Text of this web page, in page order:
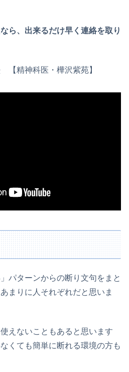
ら、出来るだけ早く連絡を取り
【精神科医・樺沢紫苑】
パターンからの断り文句をまと
まりに人それぞれだと思いま
えないこともあると思います
くても簡単に断れる環境の方も